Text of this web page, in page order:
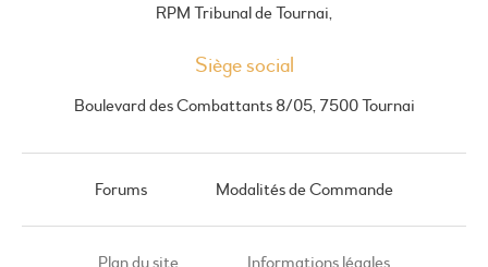
RPM Tribunal de Tournai,
Siège social
Boulevard des Combattants 8/05, 7500 Tournai
Forums Modalités de Commande
Plan du site Informations légales